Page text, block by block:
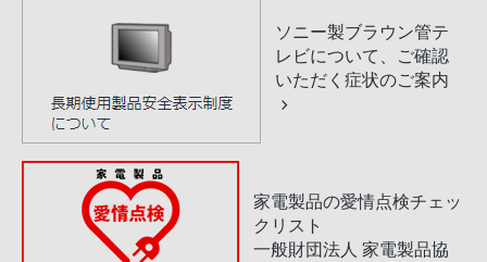
ソニー製ブラウン管テ
レビについて、ご確認
いただく症状のご案内
家電製品の愛情点検チェッ
クリスト
一般財団法人 家電製品協